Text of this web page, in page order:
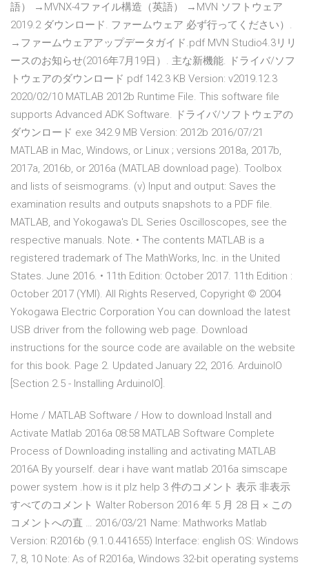
語） →MVNX-4ファイル構造（英語） →MVN ソフトウェア
2019.2 ダウンロード. ファームウェア 必ず行ってください）.
→ファームウェアアップデータガイド.pdf MVN Studio4.3リリ
ースのお知らせ(2016年7月19日）. 主な新機能. ドライバ/ソフ
トウェアのダウンロード pdf 142.3 KB Version: v2019.12.3
2020/02/10 MATLAB 2012b Runtime File. This software file
supports Advanced ADK Software. ドライバ/ソフトウェアの
ダウンロード exe 342.9 MB Version: 2012b 2016/07/21
MATLAB in Mac, Windows, or Linux ; versions 2018a, 2017b,
2017a, 2016b, or 2016a (MATLAB download page). Toolbox
and lists of seismograms. (v) Input and output: Saves the
examination results and outputs snapshots to a PDF file.
MATLAB, and Yokogawa's DL Series Oscilloscopes, see the
respective manuals. Note. • The contents MATLAB is a
registered trademark of The MathWorks, Inc. in the United
States. June 2016. • 11th Edition: October 2017. 11th Edition :
October 2017 (YMI). All Rights Reserved, Copyright © 2004
Yokogawa Electric Corporation You can download the latest
USB driver from the following web page. Download
instructions for the source code are available on the website
for this book. Page 2. Updated January 22, 2016. ArduinoIO
[Section 2.5 - Installing ArduinoIO].
Home / MATLAB Software / How to download Install and
Activate Matlab 2016a 08:58 MATLAB Software Complete
Process of Downloading installing and activating MATLAB
2016A By yourself. dear i have want matlab 2016a simscape
power system .how is it plz help 3 件のコメント 表示 非表示
すべてのコメント Walter Roberson 2016 年 5 月 28 日 × この
コメントへの直 … 2016/03/21 Name: Mathworks Matlab
Version: R2016b (9.1.0.441655) Interface: english OS: Windows
7, 8, 10 Note: As of R2016a, Windows 32-bit operating systems